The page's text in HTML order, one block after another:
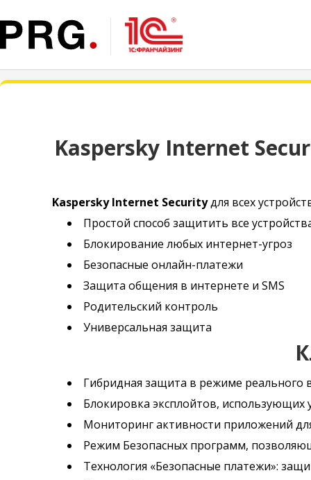
Kaspersky Internet
Kaspersky Internet Securityдля всех
Простой способ защитить все
Блокирование любых интернет-угроз
Безопасные онлайн-платежи
Защита общения в интернете и SMS
Родительский контроль
Универсальная защита
Гибридная защита в режиме реального
Блокировка эксплойтов,
Мониторинг активности приложений
Режим Безопасных программ,
Технология «Безопасные платежи»: